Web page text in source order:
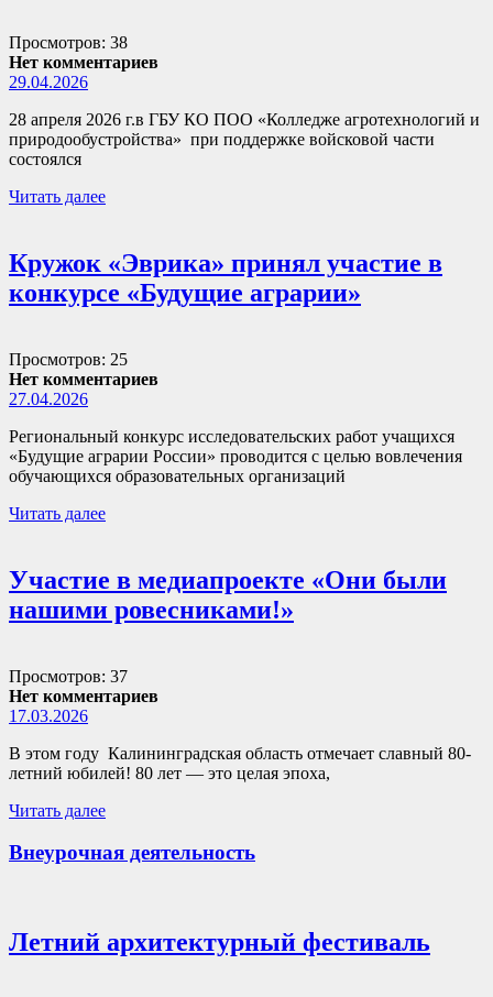
Просмотров: 38
Нет комментариев
29.04.2026
28 апреля 2026 г.в ГБУ КО ПОО «Колледже агротехнологий и
природообустройства» при поддержке войсковой части
состоялся
Читать далее
Кружок «Эврика» принял участие в
конкурсе «Будущие аграрии»
Просмотров: 25
Нет комментариев
27.04.2026
Региональный конкурс исследовательских работ учащихся
«Будущие аграрии России» проводится с целью вовлечения
обучающихся образовательных организаций
Читать далее
Участие в медиапроекте «Они были
нашими ровесниками!»
Просмотров: 37
Нет комментариев
17.03.2026
В этом году Калининградская область отмечает славный 80-
летний юбилей! 80 лет — это целая эпоха,
Читать далее
Внеурочная деятельность
Летний архитектурный фестиваль